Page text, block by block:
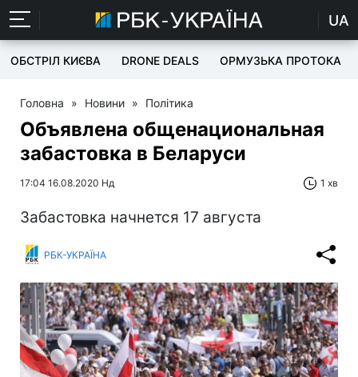
UA
ОБСТРІЛ КИЄВА DRONE DEALS ОРМУЗЬКА ПРОТОКА
Головна » Новини » Політика
Объявлена общенациональная
забастовка в Беларуси
17:04 16.08.2020 Нд 1 хв
Забастовка начнется 17 августа
РБК-УКРАЇНА